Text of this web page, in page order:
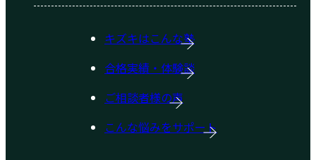
キズキはこんな塾
合格実績・体験談
ご相談者様の声
こんな悩みをサポート